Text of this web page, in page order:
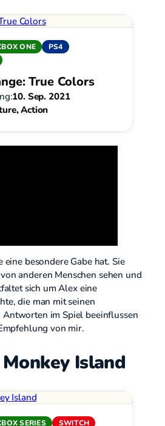
ONE
PS4
True Colors
10. Sep. 2021
Action
besondere Gabe hat. Sie
anderen Menschen sehen und
sich um Alex eine
die man mit seinen
Antworten im Spiel beeinflussen
von mir.
Island
SERIES SWITCH